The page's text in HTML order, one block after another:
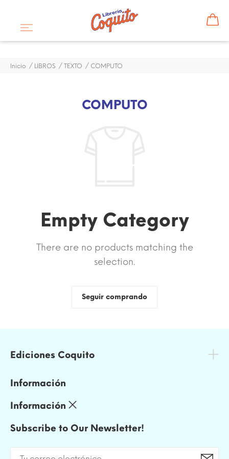
Inicio LIBROS TEXTO COMPUTO
COMPUTO
Empty Category
There are no products matching the
selection.
Seguir comprando
Ediciones Coquito
Información
Información
Subscribe to Our Newsletter!